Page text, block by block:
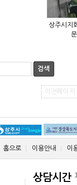
검색
이전페이지
홈으로 이용안내 이
상담시간